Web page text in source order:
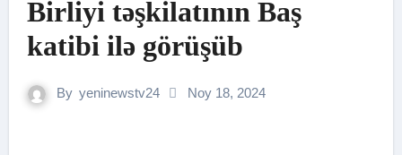
Birliyi təşkilatının Baş
katibi ilə görüşüb
By yeninewstv24 Noy 18, 2024